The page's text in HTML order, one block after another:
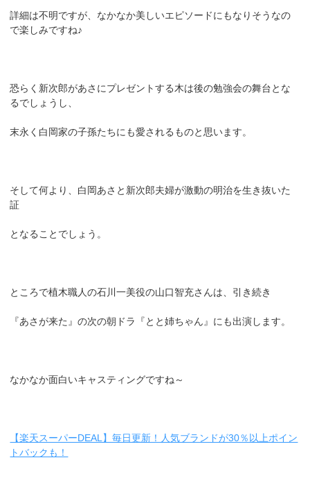
詳細は不明ですが、なかなか美しいエピソードにもなりそうなの
で楽しみですね♪
恐らく新次郎があさにプレゼントする木は後の勉強会の舞台とな
るでしょうし、
末永く白岡家の子孫たちにも愛されるものと思います。
そして何より、白岡あさと新次郎夫婦が激動の明治を生き抜いた
証
となることでしょう。
ところで植木職人の石川一美役の山口智充さんは、引き続き
『あさが来た』の次の朝ドラ『とと姉ちゃん』にも出演します。
なかなか面白いキャスティングですね～
【楽天スーパーDEAL】毎日更新！人気ブランドが30％以上ポイン
トバックも！